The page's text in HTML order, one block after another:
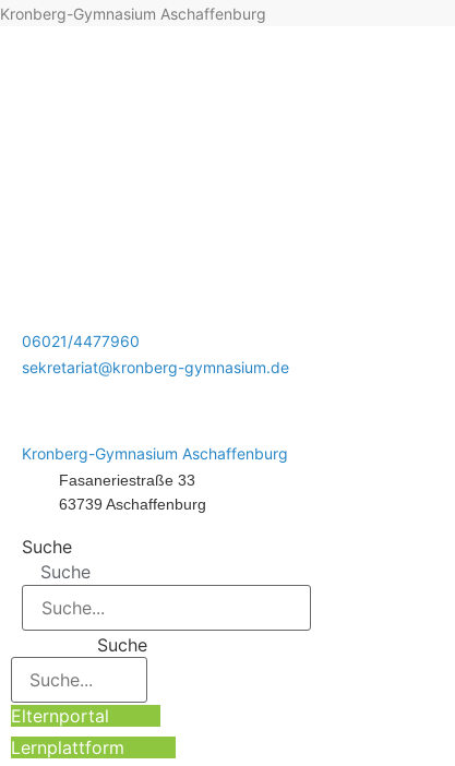
Kronberg-Gymnasium Aschaffenburg
06021/4477960
sekretariat@kronberg-gymnasium.de
Kronberg-Gymnasium Aschaffenburg
Fasaneriestraße 33
63739 Aschaffenburg
Suche
Suche
Suche
Elternportal
Lernplattform